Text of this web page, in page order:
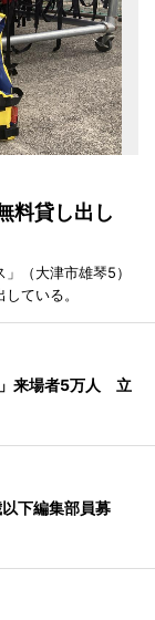
料貸し出し
（大津市雄琴5）
ている。
」来場者5万人 立
下編集部員募